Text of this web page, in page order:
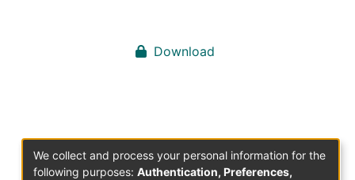
Download
We collect and process your personal information for the
following purposes: Authentication, Preferences,